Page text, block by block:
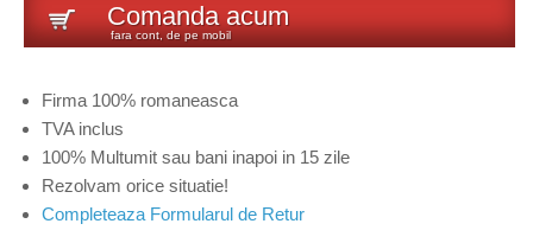
Comanda acum
fara cont, de pe mobil
Firma 100% romaneasca
TVA inclus
100% Multumit sau bani inapoi in 15 zile
Rezolvam orice situatie!
Completeaza Formularul de Retur